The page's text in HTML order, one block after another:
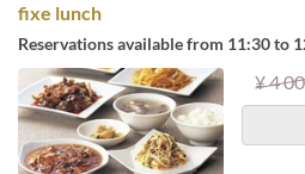
fixe lunch
Reservations available from 11:30 to
¥ 4